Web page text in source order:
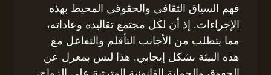
فهم السياق الثقافي والحقوقي المحيط بهذه
الإجراءات. إذ أن لكل مجتمع تقاليده وعاداته،
مما يتطلب من الأجانب التأقلم والتفاعل مع
هذه البيئة بشكل إيجابي. هذا ليس بمعزل عن